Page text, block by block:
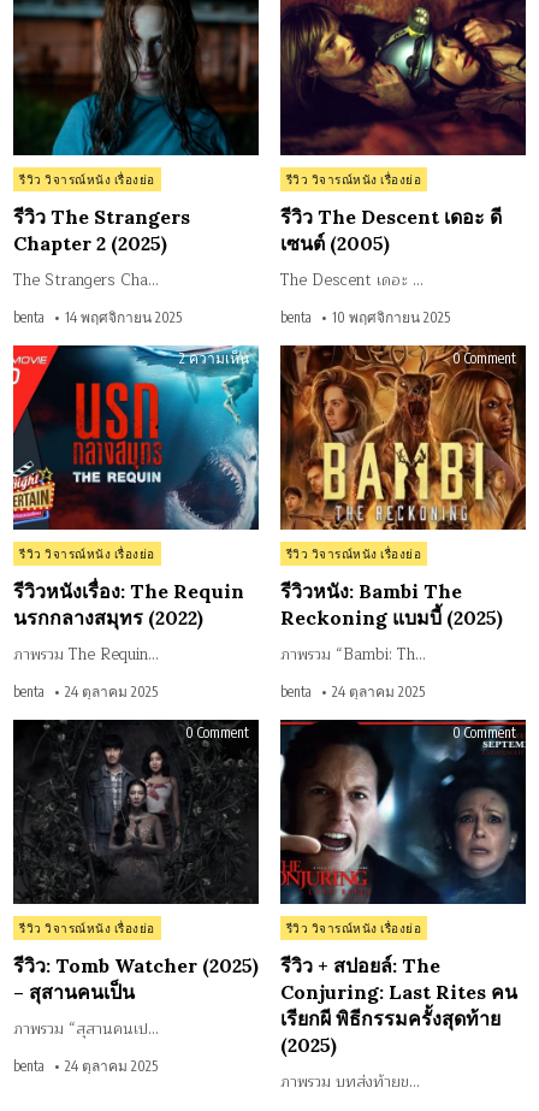
The
Strangers
Chapter
(2025)
Posted
in
รีวิว วิจารณ์หนัง เรื่องย่อ
รีวิว The Strangers
Chapter 2 (2025)
The Strangers Cha…
benta 14 พฤศจิกายน 2025
ดี
เซ
Posted
in
รีวิว วิจารณ์หนัง เรื่องย่อ
รีวิว The Descent เดอะ ดี
เซนต์ (2005)
The Descent เดอะ …
benta 10 พฤศจิกายน 2025
2 ความเห็นบน
รีวิว
หนัง
เรื่อง:
Requin
นรก
กลาง
สมุทร
(2022)
Posted
in
รีวิว วิจารณ์หนัง เรื่องย่อ
รีวิวหนังเรื่อง: The Requin
นรกกลางสมุทร (2022)
ภาพรวม The Requin…
benta 24 ตุลาคม 2025
0 Commenton
รีวิว
The
แบ
บี้
Posted
in
รีวิว วิจารณ์หนัง เรื่องย่อ
รีวิวหนัง: Bambi The
Reckoning แบมบี้ (2025)
ภาพรวม “Bambi: Th…
benta 24 ตุลาคม 2025
0 Commenton
รีวิว:
Tomb
Watcher
Posted
in
รีวิว วิจารณ์หนัง เรื่องย่อ
รีวิว: Tomb Watcher (2025)
– สุสานคนเป็น
ภาพรวม “สุสานคนเป…
benta 24 ตุลาคม 2025
0 Commenton
รีวิว
+
Last
ผี
Posted
in
รีวิว วิจารณ์หนัง เรื่องย่อ
รีวิว + สปอยล์: The
Conjuring: Last Rites คน
เรียกผี พิธีกรรมครั้งสุดท้าย
(2025)
ภาพรวม บทส่งท้ายข…